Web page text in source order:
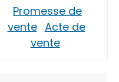
Promesse de
vente Acte de
vente